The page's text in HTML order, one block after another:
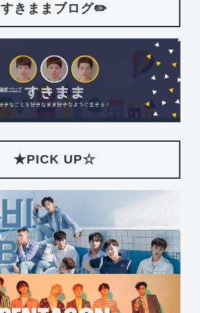
すきままブログ✏️
★PICK UP☆